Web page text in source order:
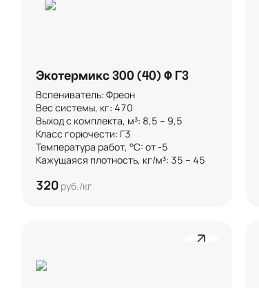
Экотермикс 300 (40) Ф Г3
Вспениватель: Фреон
Вес системы, кг: 470
Выход с комплекта, м³: 8,5 – 9,5
Класс горючести: Г3
Температура работ, °C: от -5
Кажущаяся плотность, кг/м³: 35 – 45
320 руб./кг